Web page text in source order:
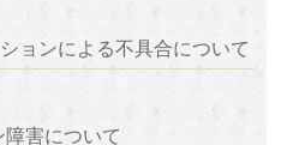
ョンによる不具合について
害について